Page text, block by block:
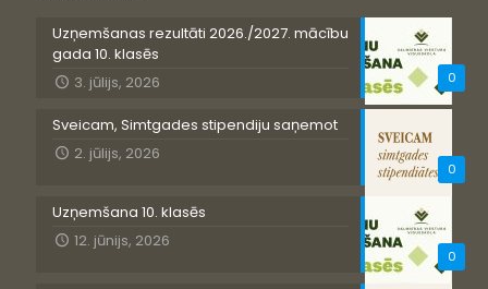
0
Uzņemšanas rezultāti 2026./2027. mācību
gada 10. klasēs
3. jūlijs, 2026
0
Sveicam, Simtgades stipendiju saņemot
2. jūlijs, 2026
0
Uzņemšana 10. klasēs
12. jūnijs, 2026